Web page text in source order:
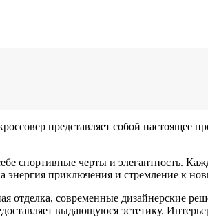
представляет собой настоящее
спортивные черты и элегантность.
энергия приключения и стремление к
отделка, современные дизайнерские
выдающуюся эстетику.